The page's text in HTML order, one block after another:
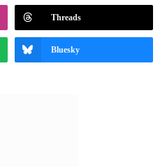
Threads
Bluesky